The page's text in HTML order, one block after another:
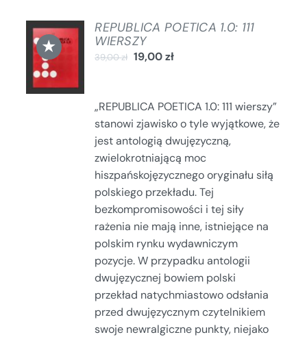
★
DODAJ
DO
KOSZYKA
/
SZCZEGÓŁY
REPUBLICA POETICA 1.0: 111
WIERSZY
39,00zł 19,00zł
„REPUBLICA POETICA 1.0: 111 wierszy”
stanowi zjawisko o tyle wyjątkowe, że
jest antologią dwujęzyczną,
zwielokrotniającą moc
hiszpańskojęzycznego oryginału siłą
polskiego przekładu. Tej
bezkompromisowości i tej siły
rażenia nie mają inne, istniejące na
polskim rynku wydawniczym
pozycje. W przypadku antologii
dwujęzycznej bowiem polski
przekład natychmiastowo odsłania
przed dwujęzycznym czytelnikiem
swoje newralgiczne punkty, niejako